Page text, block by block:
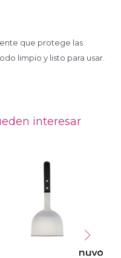
que protege las
limpio y listo para usar.
interesar